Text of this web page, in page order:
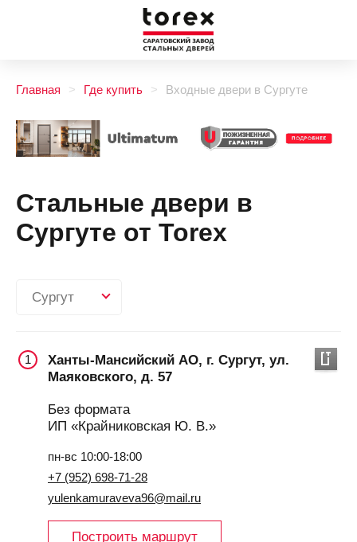
Главная Где купить Входные двери в Сургуте
Стальные двери в
Сургуте от Torex
Сургут
1
Ханты-Мансийский АО, г. Сургут, ул.
Маяковского, д. 57
Без формата
ИП «Крайниковская Ю. В.»
пн-вс 10:00-18:00
+7 (952) 698-71-28
yulenkamuraveva96@mail.ru
Построить маршрут